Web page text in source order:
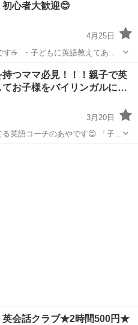
心者大歓迎😊
4月25日
てあげ
がない . ・外国人に話
しかけられたら固まっちゃう →私が解決します！! 🇧🇩バングラ...
海外旅行
つママ必見！！！親子で英
てお子様をバイリンガルに…
3月20日
コーチのあやです😊 「子ど
」 そう思ったことはありません
英会話クラブ★2時間500円★